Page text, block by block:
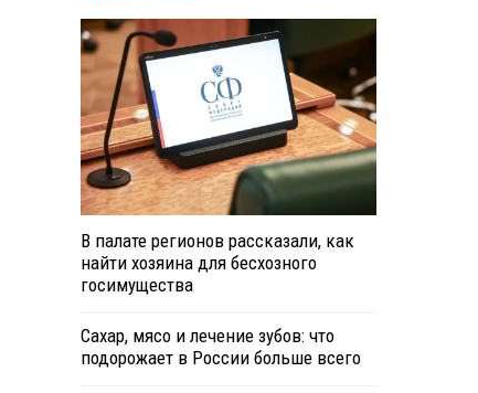
В палате регионов рассказали, как
найти хозяина для бесхозного
госимущества
Сахар, мясо и лечение зубов: что
подорожает в России больше всего